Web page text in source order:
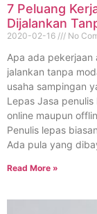
7 Peluang
Dijalankan
2020-02-16 No
Apa ada pekerjaan
jalankan tanpa
usaha sampingan
Lepas Jasa
online maupun
Penulis lepas
Ada pula yang
Read More »